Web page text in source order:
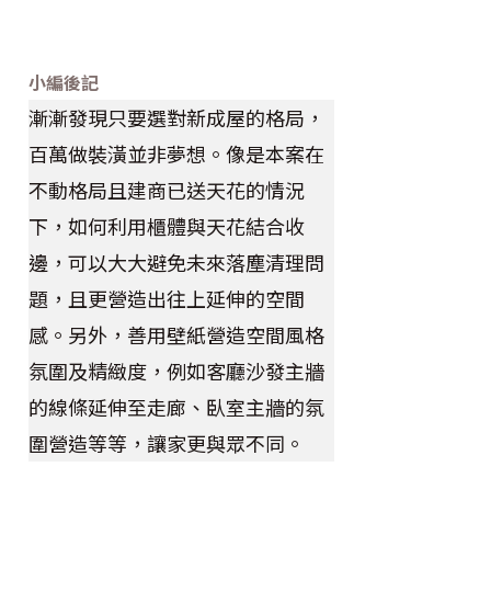
小編後記
漸漸發現只要選對新成屋的格局，
百萬做裝潢並非夢想。像是本案在
不動格局且建商已送天花的情況
下，如何利用櫃體與天花結合收
邊，可以大大避免未來落塵清理問
題，且更營造出往上延伸的空間
感。另外，善用壁紙營造空間風格
氛圍及精緻度，例如客廳沙發主牆
的線條延伸至走廊、臥室主牆的氛
圍營造等等，讓家更與眾不同。